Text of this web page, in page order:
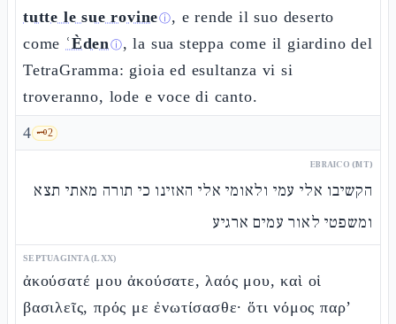
tutte le sue rovineⓘ, e rende il suo deserto
come ʿÈdenⓘ, la sua steppa come il giardino del
TetraGramma: gioia ed esultanza vi si
troveranno, lode e voce di canto.
4 🗝️2
EBRAICO (MT)
הקשיבו אלי עמי ולאומי אלי האזינו כי תורה מאתי תצא
ומשפטי לאור עמים ארגיע
SEPTUAGINTA (LXX)
ἀκούσατέ μου ἀκούσατε, λαός μου, καὶ οἱ
βασιλεῖς, πρός με ἐνωτίσασθε· ὅτι νόμος παρ’